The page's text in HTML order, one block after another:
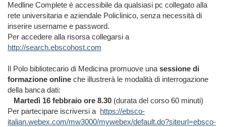
Medline Complete è accessibile da qualsiasi pc collegato alla
rete universitaria e aziendale Policlinico, senza necessità di
inserire username e password.
Per accedere alla risorsa collegarsi a
http://search.ebscohost.com
Il Polo bibliotecario di Medicina promuove unasessione di
formazione online che illustrerà le modalità di interrogazione
della banca dati:
Martedì 16 febbraio ore 8.30 (durata del corso 60 minuti)
Per partecipare iscriversi a https://ebsco-
italian.webex.com/mw3000/mywebex/default.do?siteurl=ebsco-